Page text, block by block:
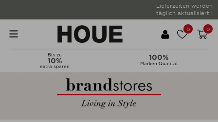
0 0
Bis zu
10%
extra sparen
100%
Marken Qualität